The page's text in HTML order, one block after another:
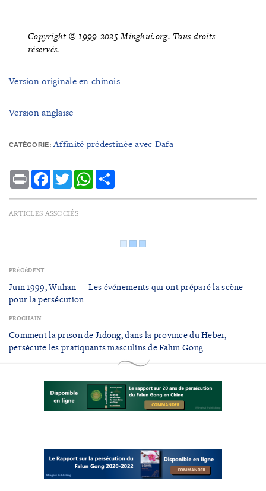
Copyright © 1999-2025 Minghui.org. Tous droits
réservés.
Version originale en chinois
Version anglaise
CATÉGORIE:Affinité prédestinée avec Dafa
Print Facebook
TwitterWhatsApp
ARTICLES ASSOCIÉS
PRÉCÉDENT
Juin 1999, Wuhan — Les événements qui ont préparé la scène
pour la persécution
PROCHAIN
Comment la prison de Jidong, dans la province du Hebei,
persécute les pratiquants masculins de Falun Gong